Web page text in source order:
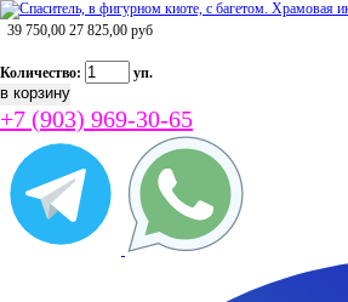
39 750,00 27 825,00 руб
Количество: уп.
+7 (903) 969-30-65